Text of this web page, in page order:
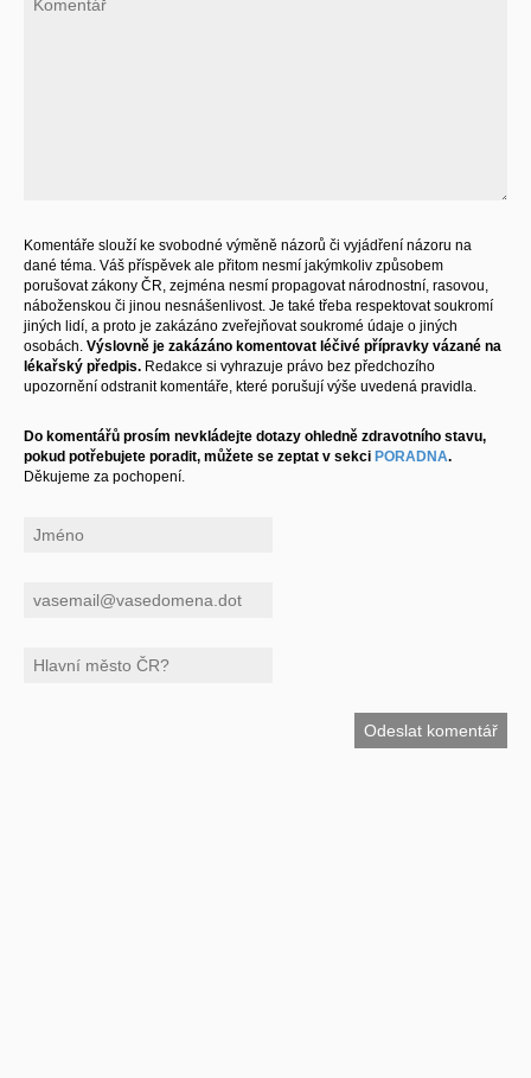
Komentáře slouží ke svobodné výměně názorů či vyjádření názoru na
dané téma. Váš příspěvek ale přitom nesmí jakýmkoliv způsobem
porušovat zákony ČR, zejména nesmí propagovat národnostní, rasovou,
náboženskou či jinou nesnášenlivost. Je také třeba respektovat soukromí
jiných lidí, a proto je zakázáno zveřejňovat soukromé údaje o jiných
osobách. Výslovně je zakázáno komentovat léčivé přípravky vázané na
lékařský předpis. Redakce si vyhrazuje právo bez předchozího
upozornění odstranit komentáře, které porušují výše uvedená pravidla.
Do komentářů prosím nevkládejte dotazy ohledně zdravotního stavu,
pokud potřebujete poradit, můžete se zeptat v sekci PORADNA.
Děkujeme za pochopení.